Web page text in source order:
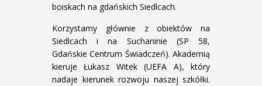
boiskach na gdańskich Siedlcach.
Korzystamy głównie z obiektów na
Siedlcach i na Suchaninie (SP 58,
Gdańskie Centrum Świadczeń). Akademią
kieruje Łukasz Witek (UEFA A), który
nadaje kierunek rozwoju naszej szkółki.